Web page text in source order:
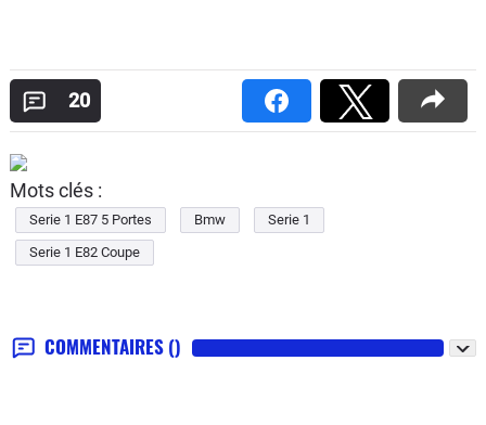
20
Mots clés :
Serie 1 E87 5 Portes Bmw
Serie 1
Serie 1 E82 Coupe
COMMENTAIRES ()